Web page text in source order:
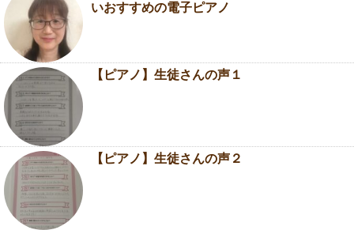
いおすすめの電子ピアノ
【ピアノ】生徒さんの声１
【ピアノ】生徒さんの声２